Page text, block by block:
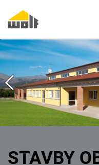
STAVBY